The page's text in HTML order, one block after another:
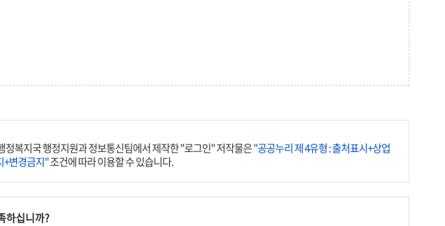
정복지국 행정지원과 정보통신팀에서 제작한 "로그인" 저작물은"공공누리 제 4유형 : 출처표시+상업
+변경금지"조건에 따라 이용할 수 있습니다.
하십니까?